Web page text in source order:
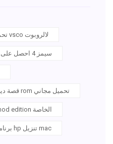
تحميل vsco لالروبوت
سيمز 4 احصل على شهرة تحميل مجاني على ماك
قصة ديجمون فقدت التطور الإنجليزية rom تحميل مجاني
تحميل لعبة shadow fight 2 mod edition الخاصة
برنامج تشغيل الطباعة العالمي من hp تنزيل mac